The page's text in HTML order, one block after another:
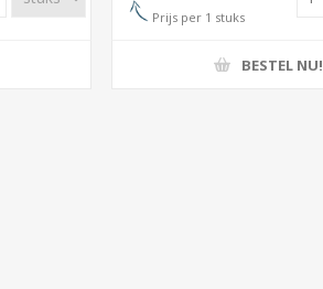
Prijs per 1 stuks
BESTEL NU!